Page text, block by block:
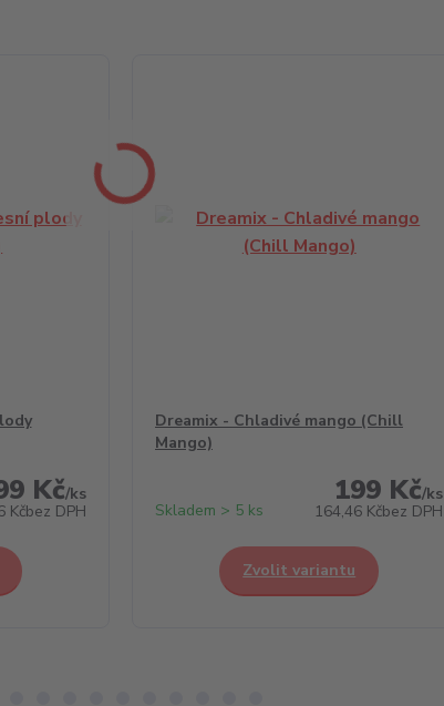
Kč/ks
Kčbez DPH
Dreamix - Chladivé mango (Chill
Mango)
199 Kč/ks
164,46 Kčbez DPH
Skladem > 5 ks
Zvolit variantu